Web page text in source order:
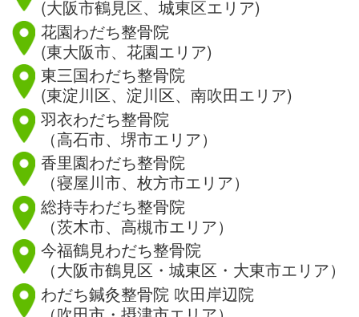
(大阪市鶴見区、城東区エリア)
花園わだち整骨院
(東大阪市、花園エリア)
東三国わだち整骨院
(東淀川区、淀川区、南吹田エリア)
羽衣わだち整骨院
（高石市、堺市エリア）
香里園わだち整骨院
（寝屋川市、枚方市エリア）
総持寺わだち整骨院
（茨木市、高槻市エリア）
今福鶴見わだち整骨院
（大阪市鶴見区・城東区・大東市エリア）
わだち鍼灸整骨院 吹田岸辺院